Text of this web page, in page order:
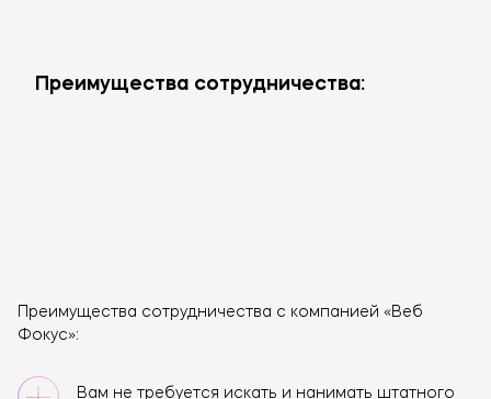
Преимущества сотрудничества:
Преимущества сотрудничества с компанией «Веб
Фокус»:
Вам не требуется искать и нанимать штатного